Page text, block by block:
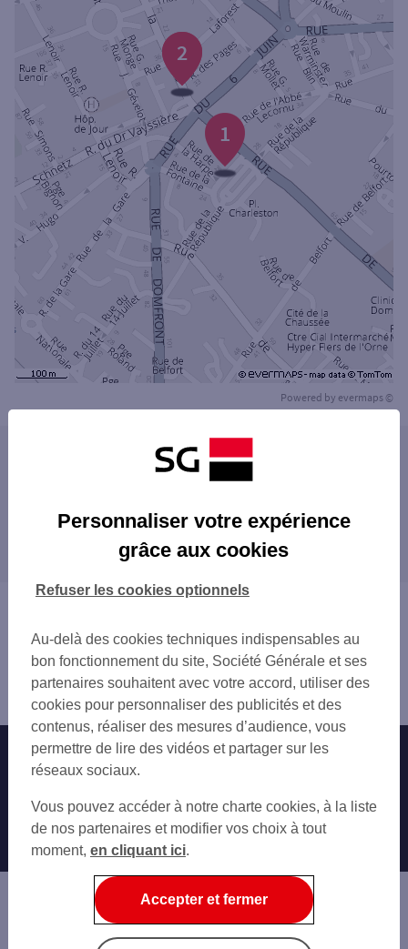
Rechercher
3
2
1
Powered by evermaps ©
Les distributeurs/automates dans les villes à
Les distributeurs/automates dans les
départements limitrophes
27 EURE
50 MANCHE
53 MAYENNE
72 SARTHE
Orne
Nos engagements Nous contacter
Autres sites SG
Professionnels
Entreprises
Associations
Banque privée
Personnaliser votre expérience
grâce aux cookies
Au-delà des cookies techniques indispensables au
bon fonctionnement du site, Société Générale et ses
partenaires souhaitent avec votre accord, utiliser des
cookies pour personnaliser des publicités et des
contenus, réaliser des mesures d’audience, vous
permettre de lire des vidéos et partager sur les
réseaux sociaux.
Vous pouvez accéder à notre charte cookies, à la liste
de nos partenaires et modifier vos choix à tout
moment, en cliquant ici.
Refuser les cookies optionnels
Accepter et fermer